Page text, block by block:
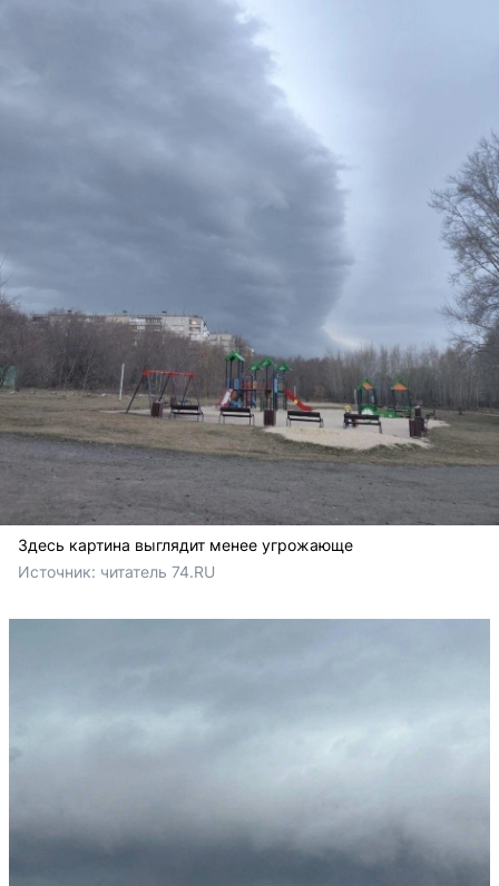
Здесь картина выглядит менее угрожающе
Источник: читатель 74.RU